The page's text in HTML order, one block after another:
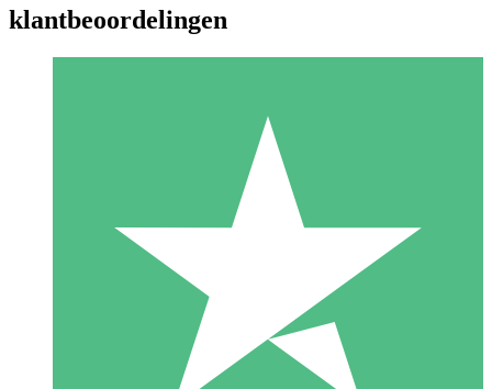
Individuele Creditpakketten
Betaal per gebruik met downloadtegoeden. Geen maandelijkse
1000
klantbeoordelingen